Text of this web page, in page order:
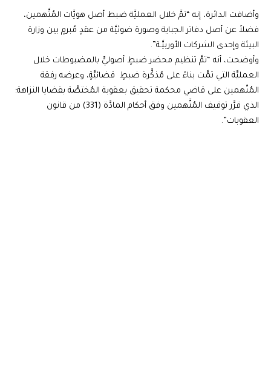
وأضافت الدائرة، إنه “تمَّ خلال العمليَّة ضبط أصل هويَّات المُتَّهمين،
فضلاً عن أصل دفاتر الجباية وصورة ضوئيَّة من عقدٍ مُبرمٍ بين وزارة
البيئة وإحدى الشركات الأوربيَّـة”.
وأوضحت، أنه “تمَّ تنظيم محضر ضبطٍ أصوليٍّ بالمضبوطات خلال
العمليَّة التي تمَّت بناءً على مُذكَّرة ضبطٍ قضائيَّةٍ، وعرضه رفقة
المُتّهمين على قاضي محكمة تحقيق بعقوبة المُختصَّة بقضايا النزاهة؛
الذي قرَّر توقيف المُتَّهمين وفق أحكام المادَّة (331) من قانون
العقوبات”.